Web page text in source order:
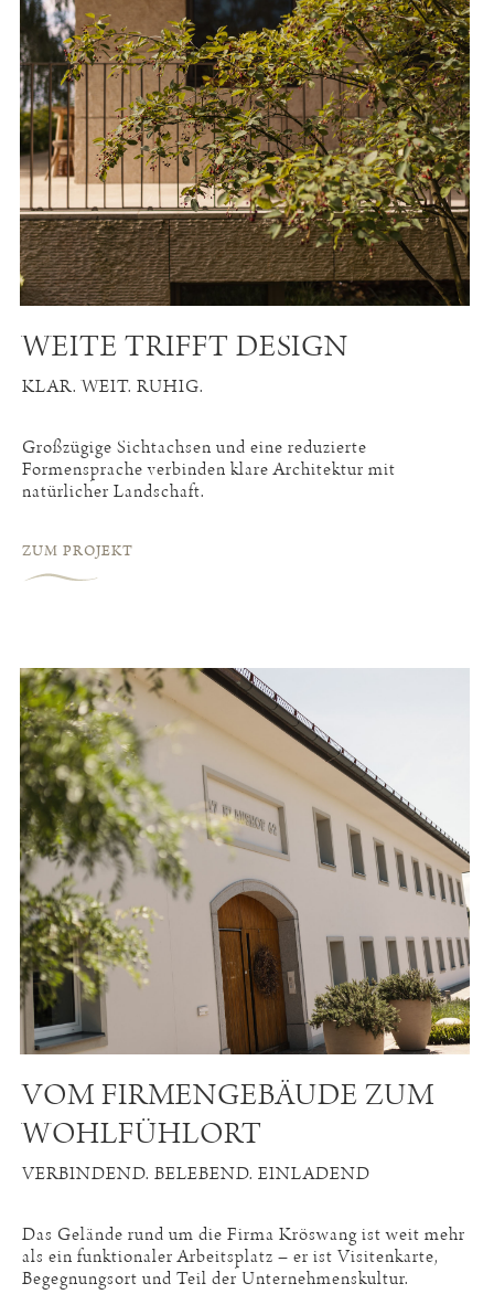
WEITE TRIFFT DESIGN
KLAR. WEIT. RUHIG.
Großzügige Sichtachsen und eine reduzierte
Formensprache verbinden klare Architektur mit
natürlicher Landschaft.
ZUM PROJEKT
VOM FIRMENGEBÄUDE ZUM
WOHLFÜHLORT
VERBINDEND. BELEBEND. EINLADEND
Das Gelände rund um die Firma Kröswang ist weit mehr
als ein funktionaler Arbeitsplatz – er ist Visitenkarte,
Begegnungsort und Teil der Unternehmenskultur.